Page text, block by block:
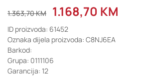
1.363,70KM 1.168,70 KM
ID proizvoda: 61452
Oznaka dijela proizvoda: C8NJ6EA
Barkod:
Grupa: 0111106
Garancija: 12